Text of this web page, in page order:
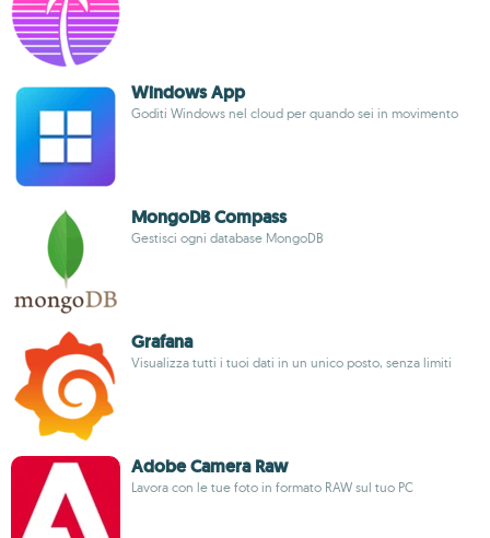
Windows App
Goditi Windows nel cloud per quando sei in movimento
MongoDB Compass
Gestisci ogni database MongoDB
Grafana
Visualizza tutti i tuoi dati in un unico posto, senza limiti
Adobe Camera Raw
Lavora con le tue foto in formato RAW sul tuo PC